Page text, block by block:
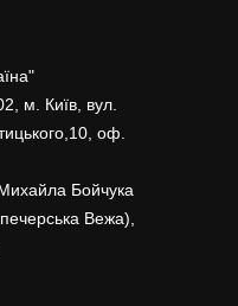
м. Київ, вул.
оф.
Бойчука
Вежа),